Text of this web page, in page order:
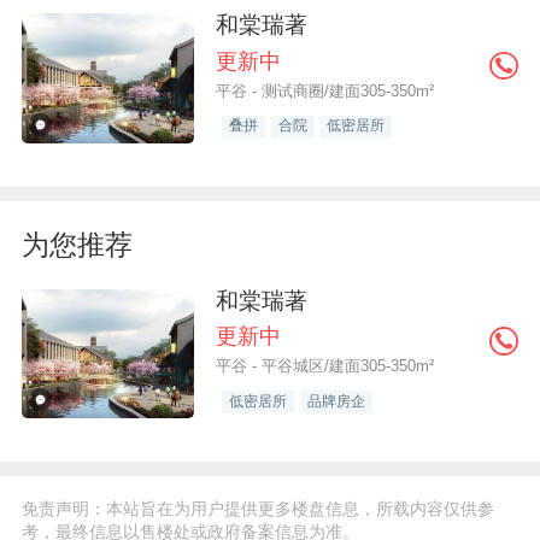
和棠瑞著
更新中
平谷 - 测试商圈/建面305-350m²
叠拼 合院 低密居所
为您推荐
和棠瑞著
更新中
平谷 - 平谷城区/建面305-350m²
低密居所 品牌房企
免责声明：本站旨在为用户提供更多楼盘信息，所载内容仅供参
考，最终信息以售楼处或政府备案信息为准。